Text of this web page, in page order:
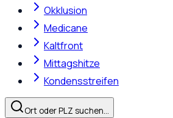
Okklusion
Medicane
Kaltfront
Mittagshitze
Kondensstreifen
Ort oder PLZ suchen…